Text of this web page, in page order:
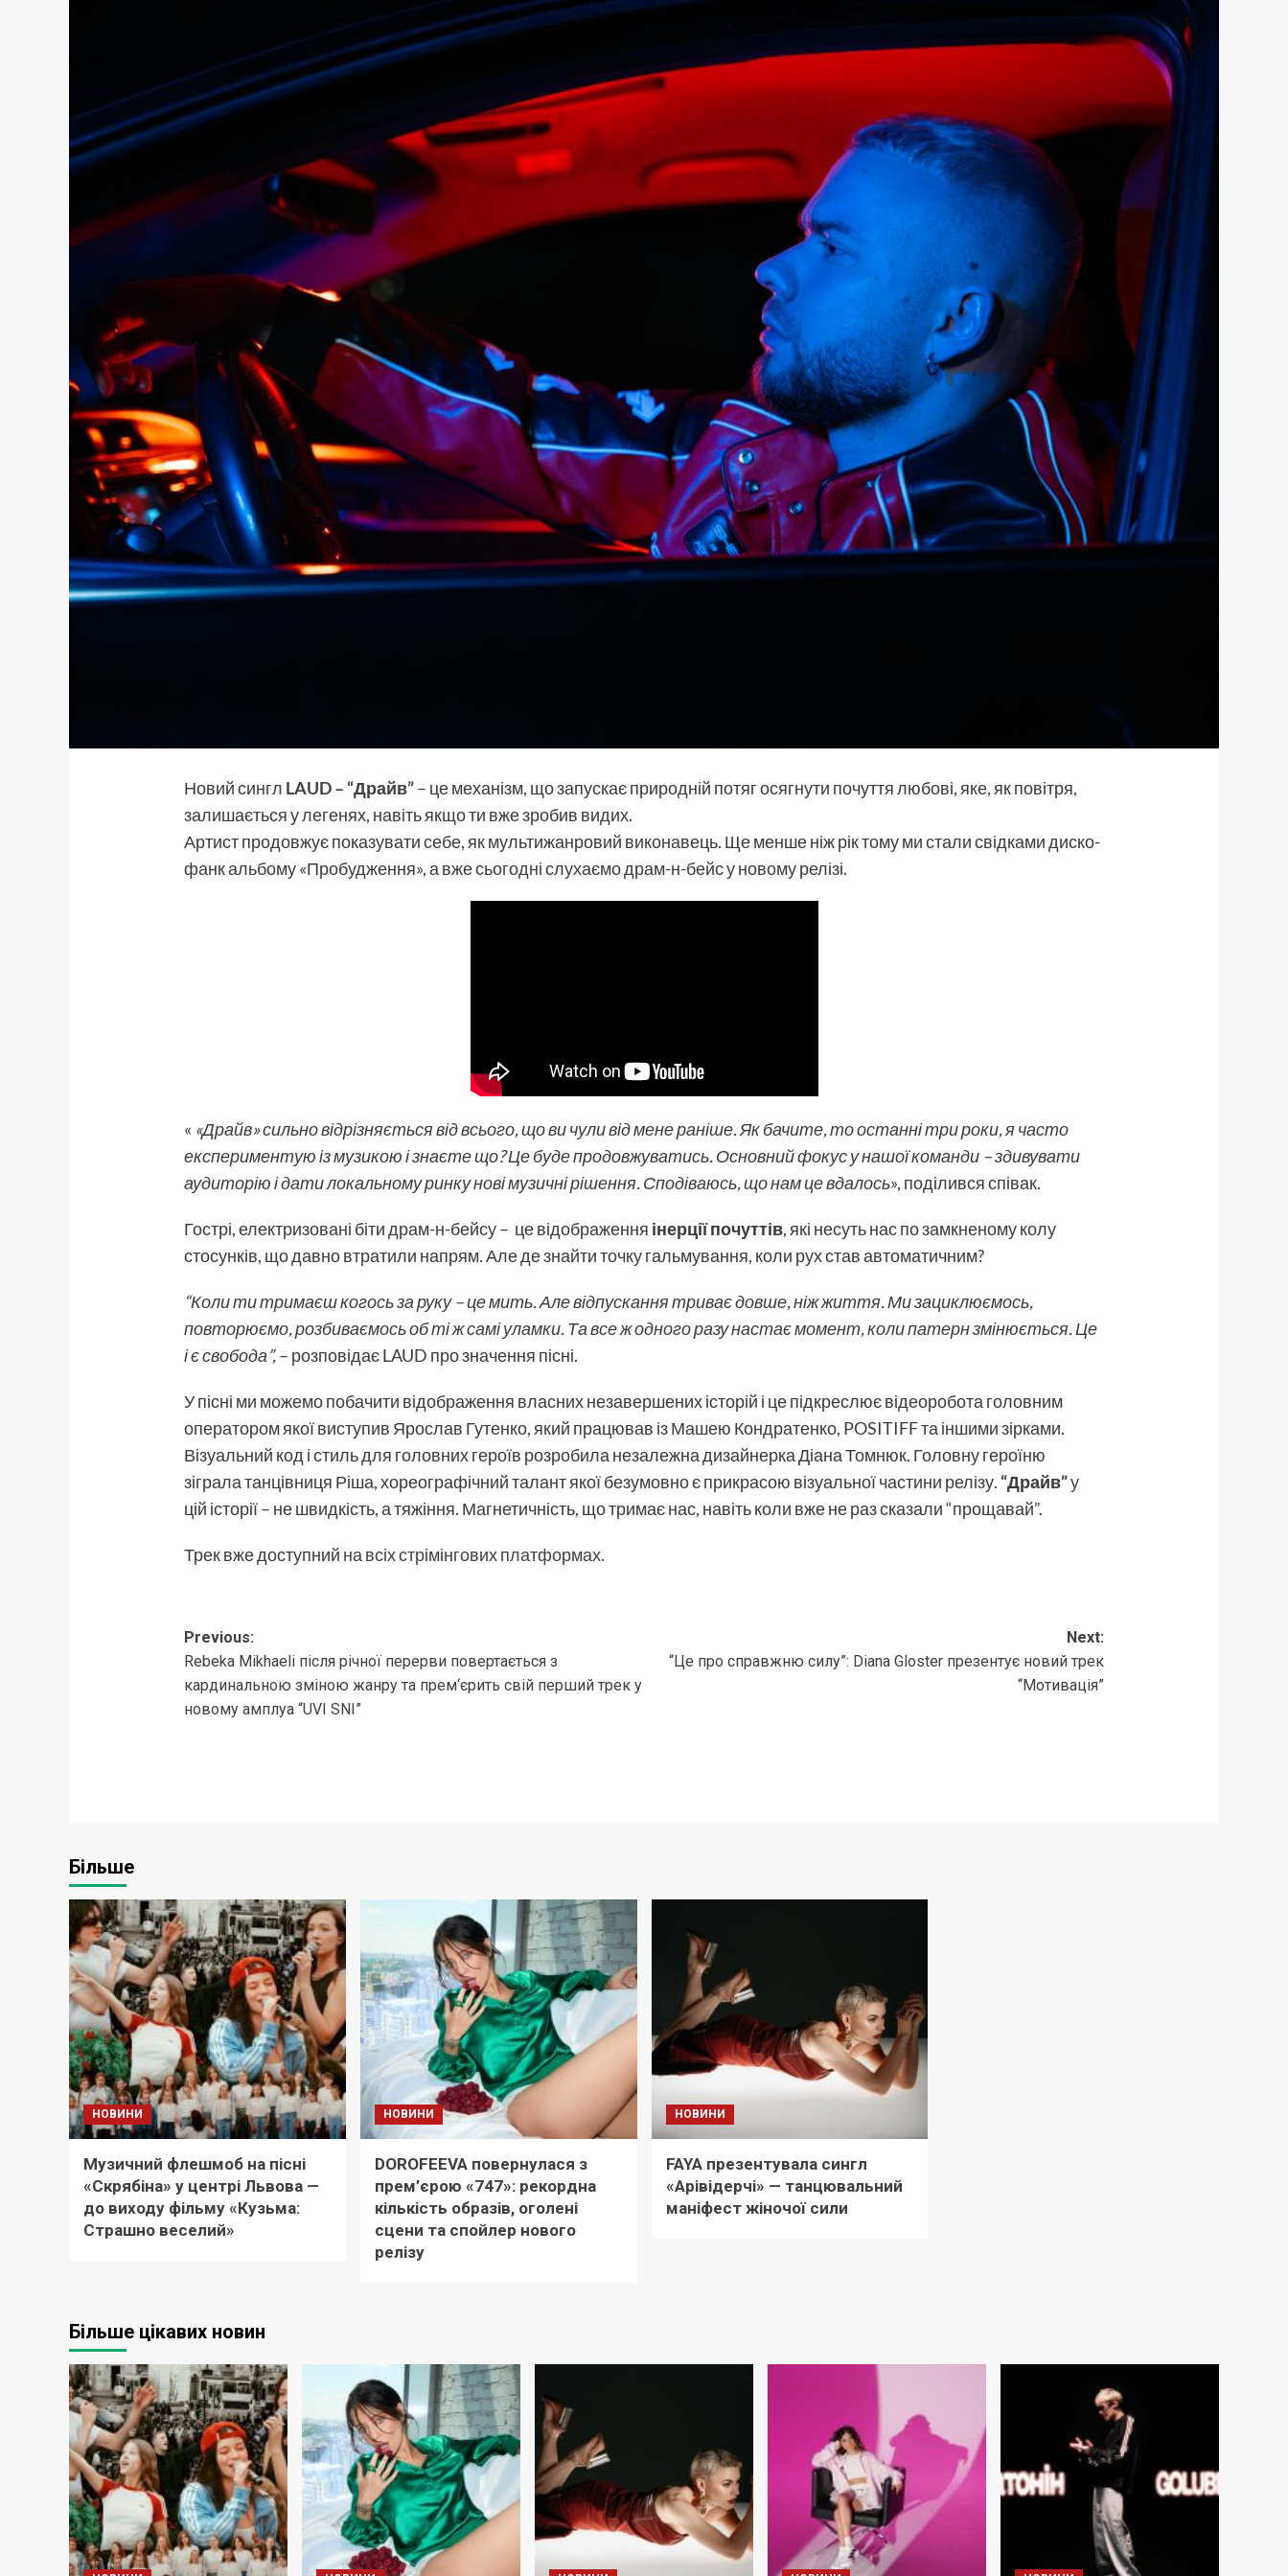
Новий сингл LAUD– “Драйв”– це механізм, що запускає природній потяг осягнути почуття любові, яке, як повітря,
залишається у легенях, навіть якщо ти вже зробив видих.
Артист продовжує показувати себе, як мультижанровий виконавець. Ще менше ніж рік тому ми стали свідками диско-
фанк альбому «Пробудження», а вже сьогодні слухаємо драм-н-бейс у новому релізі.
« «Драйв» сильно відрізняється від всього, що ви чули від мене раніше. Як бачите, то останні три роки, я часто
експериментую із музикою і знаєте що? Це буде продовжуватись. Основний фокус у нашої команди – здивувати
аудиторію і дати локальному ринку нові музичні рішення. Сподіваюсь, що нам це вдалось», поділився співак.
Гострі, електризовані біти драм-н-бейсу – це відображення інерції почуттів, які несуть нас по замкненому колу
стосунків, що давно втратили напрям. Але де знайти точку гальмування, коли рух став автоматичним?
“Коли ти тримаєш когось за руку – це мить. Але відпускання триває довше, ніж життя. Ми зациклюємось,
повторюємо, розбиваємось об ті ж самі уламки. Та все ж одного разу настає момент, коли патерн змінюється. Це
і є свобода”,– розповідає LAUD про значення пісні.
У пісні ми можемо побачити відображення власних незавершених історій і це підкреслює відеоробота головним
оператором якої виступив Ярослав Гутенко, який працював із Машею Кондратенко, POSITIFF та іншими зірками.
Візуальний код і стиль для головних героїв розробила незалежна дизайнерка Діана Томнюк. Головну героїню
зіграла танцівниця Ріша, хореографічний талант якої безумовно є прикрасою візуальної частини релізу. “Драйв”у
цій історії – не швидкість, а тяжіння. Магнетичність, що тримає нас, навіть коли вже не раз сказали “прощавай”.
Трек вже доступний на всіх стрімінгових платформах.
Post
navigation
Previous:
Rebeka Mikhaeli після річної перерви повертається з
кардинальною зміною жанру та прем‘єрить свій перший трек у
новому амплуа “UVI SNI”
Next:
“Це про справжню силу”: Diana Gloster презентує новий трек
“Мотивація”
Більше
НОВИНИ
Музичний флешмоб на пісні
«Скрябіна» у центрі Львова —
до виходу фільму «Кузьма:
Страшно веселий»
НОВИНИ
DOROFEEVA повернулася з
прем’єрою «747»: рекордна
кількість образів, оголені
сцени та спойлер нового
релізу
НОВИНИ
FAYA презентувала сингл
«Арівідерчі» — танцювальний
маніфест жіночої сили
Більше цікавих новин